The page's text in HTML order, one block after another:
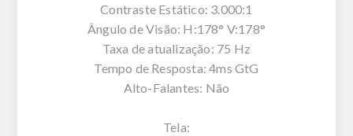
Contraste Estático: 3.000:1
Ângulo de Visão: H:178° V:178°
Taxa de atualização: 75 Hz
Tempo de Resposta: 4ms GtG
Alto-Falantes: Não
Tela: